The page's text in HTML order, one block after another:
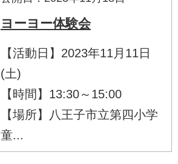
ヨーヨー体験会
【活動日】2023年11月11日
(土)
【時間】13:30～15:00
【場所】八王子市立第四小学
童...